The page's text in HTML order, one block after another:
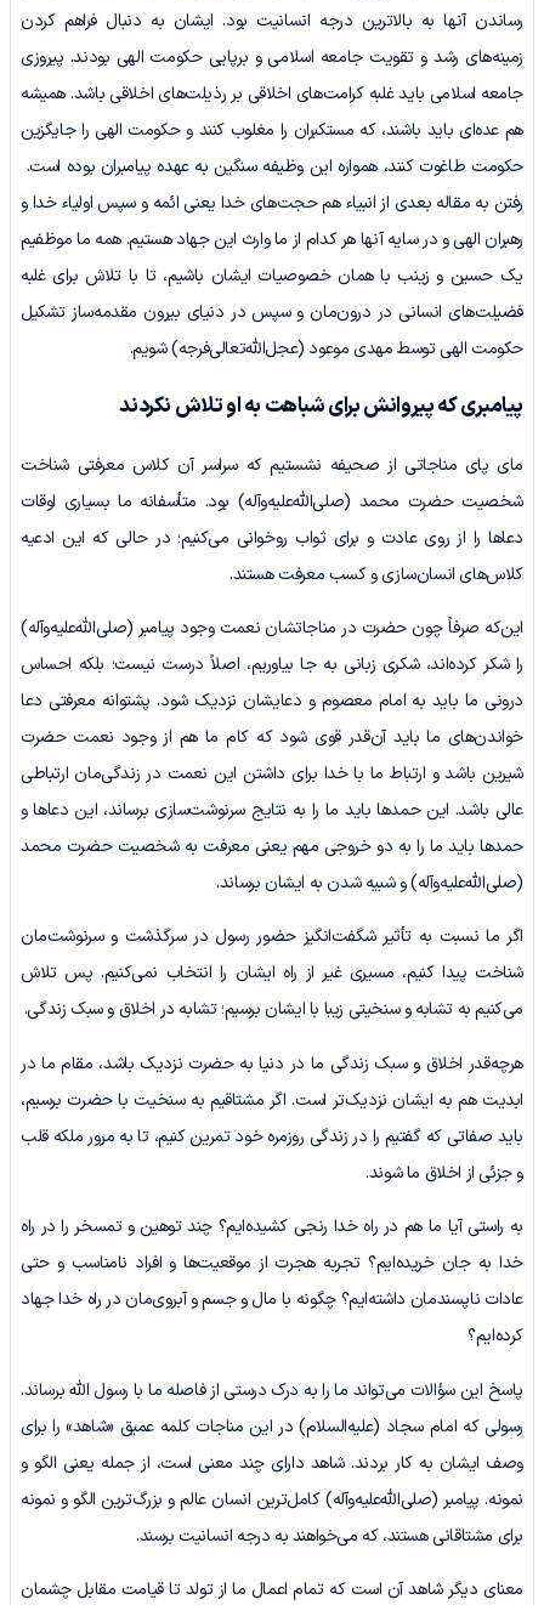
رساندن آنها به بالاترین درجه انسانیت بود. ایشان به دنبال فراهم کردن
زمینه‌های رشد و تقویت جامعه اسلامی و برپایی حکومت الهی بودند. پیروزی
جامعه اسلامی باید غلبه کرامت‌های اخلاقی بر رذیلت‌های اخلاقی باشد. همیشه
هم عده‌ای باید باشند، که مستکبران را مغلوب کنند و حکومت الهی را جایگزین
حکومت طاغوت کنند، همواره این وظیفه سنگین به عهده پیامبران بوده است.
رفتن به مقاله بعدی از انبیاء هم حجت‌های خدا یعنی ائمه و سپس اولیاء خدا و
رهبران الهی و در سایه آنها هر کدام از ما وارث این جهاد هستیم. همه ما موظفیم
یک حسین و زینب با همان خصوصیات ایشان باشیم، تا با تلاش برای غلبه
فضیلت‌های انسانی در درون‌مان و سپس در دنیای بیرون مقدمه‌ساز تشکیل
حکومت الهی توسط مهدی موعود (عجل‌الله‌تعالی‌فرجه) شویم.
پیامبری که پیروانش برای شباهت به او تلاش نکردند
مای پای مناجاتی از صحیفه نشستیم که سراسر آن کلاس معرفتی شناخت
شخصیت حضرت محمد (صلی‌الله‌علیه‌وآله) بود. متأسفانه ما بسیاری اوقات
دعاها را از روی عادت و برای ثواب روخوانی می‌کنیم؛ در حالی که این ادعیه
کلاس‌های انسان‌سازی و کسب معرفت هستند.
این‌که صرفاً چون حضرت در مناجاتشان نعمت وجود پیامبر (صلی‌الله‌علیه‌وآله)
را شکر کرده‌اند، شکری زبانی به جا بیاوریم، اصلاً درست نیست؛ بلکه احساس
درونی ما باید به امام معصوم و دعایشان نزدیک شود. پشتوانه معرفتی دعا
خواندن‌های ما باید آن‌قدر قوی شود که کام ما هم از وجود نعمت حضرت
شیرین باشد و ارتباط ما با خدا برای داشتن این نعمت در زندگی‌مان ارتباطی
عالی باشد. این حمدها باید ما را به نتایج سرنوشت‌سازی برساند، این دعاها و
حمدها باید ما را به دو خروجی مهم یعنی معرفت به شخصیت حضرت محمد
(صلی‌الله‌علیه‌وآله) و شبیه شدن به ایشان برساند.
اگر ما نسبت به تأثیر شگفت‌انگیز حضور رسول در سرگذشت و سرنوشت‌مان
شناخت پیدا کنیم، مسیری غیر از راه ایشان را انتخاب نمی‌کنیم. پس تلاش
می‌کنیم به تشابه و سنخیتی زیبا با ایشان برسیم؛ تشابه در اخلاق و سبک زندگی.
هرچه‌قدر اخلاق و سبک زندگی ما در دنیا به حضرت نزدیک باشد، مقام ما در
ابدیت هم به ایشان نزدیک‌تر است. اگر مشتاقیم به سنخیت با حضرت برسیم،
باید صفاتی که گفتیم را در زندگی روزمره خود تمرین کنیم، تا به مرور ملکه قلب
و جزئی از اخلاق ما شوند.
به راستی آیا ما هم در راه خدا رنجی کشیده‌ایم؟ چند توهین و تمسخر را در راه
خدا به جان خریده‌ایم؟ تجربه هجرت از موقعیت‌ها و افراد نامناسب و حتی
عادات ناپسندمان داشته‌ایم؟ چگونه با مال و جسم و آبروی‌مان در راه خدا جهاد
کرده‌ایم؟
پاسخ این سؤالات می‌تواند ما را به درک درستی از فاصله ما با رسول الله برساند.
رسولی که امام سجاد (علیه‌السلام) در این مناجات کلمه عمیق «شاهد» را برای
وصف ایشان به کار بردند. شاهد دارای چند معنی است، از جمله یعنی الگو و
نمونه. پیامبر (صلی‌الله‌علیه‌وآله) کامل‌ترین انسان عالم و بزرگ‌ترین الگو و نمونه
برای مشتاقانی هستند، که می‌خواهند به درجه انسانیت برسند.
معنای دیگر شاهد آن است که تمام اعمال ما از تولد تا قیامت مقابل چشمان